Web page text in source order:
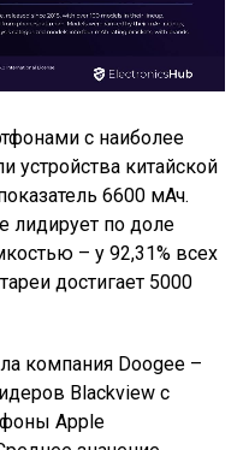
с наиболее
устройства китайской
6600 мАч.
лидирует по доле
– у 92,31% всех
достигает 5000
компания Doogee –
Blackview с
Apple